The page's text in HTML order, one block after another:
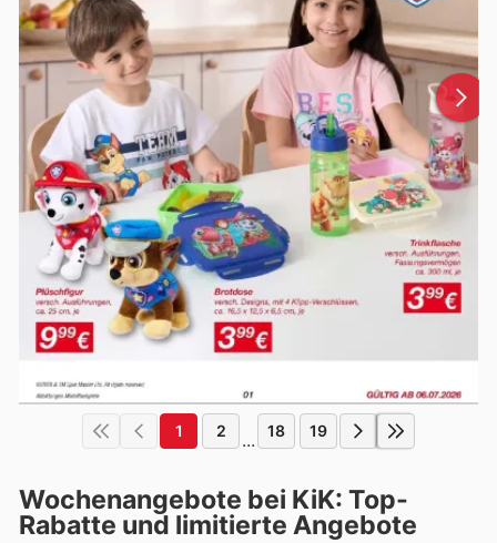
1 2 ... 18 19
Wochenangebote bei KiK: Top-
Rabatte und limitierte Angebote